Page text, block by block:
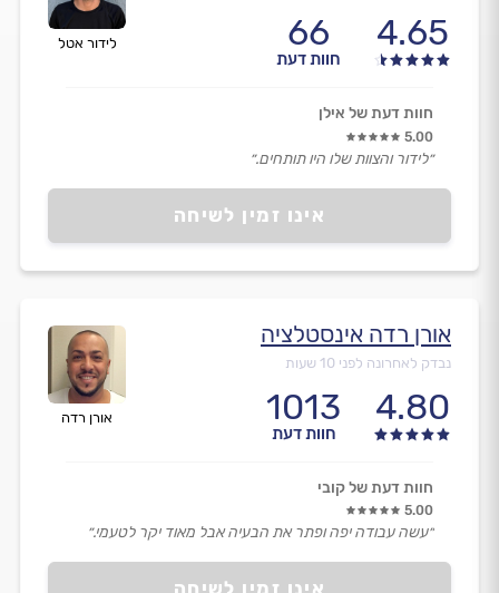
לידור אטל 4.65
66
חוות דעת
אינו זמין לשיחה
חוות דעת של אילן
5.00
״לידור והצוות שלו היו תותחים.״
אורן רדה
אורן רדה אינסטלציה
נבדק לאחרונה לפני 10 שעות
4.80
1013
חוות דעת
אינו זמין לשיחה
חוות דעת של קובי
5.00
״עשה עבודה יפה ופתר את הבעיה אבל מאוד יקר לטעמי.״